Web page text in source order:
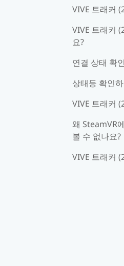
VIVE 트래커
VIVE 트래커
요?
연결 상태 확
상태등 확인
VIVE 트래커
왜 SteamVR
볼 수 없나요?
VIVE 트래커